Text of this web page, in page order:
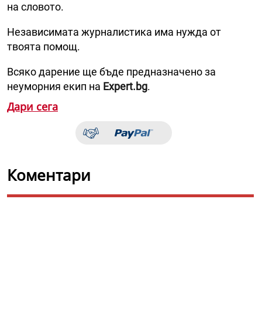
на словото.
Независимата журналистика има нужда от
твоята помощ.
Всяко дарение ще бъде предназначено за
неуморния екип на Expert.bg.
Дари сега
Коментари